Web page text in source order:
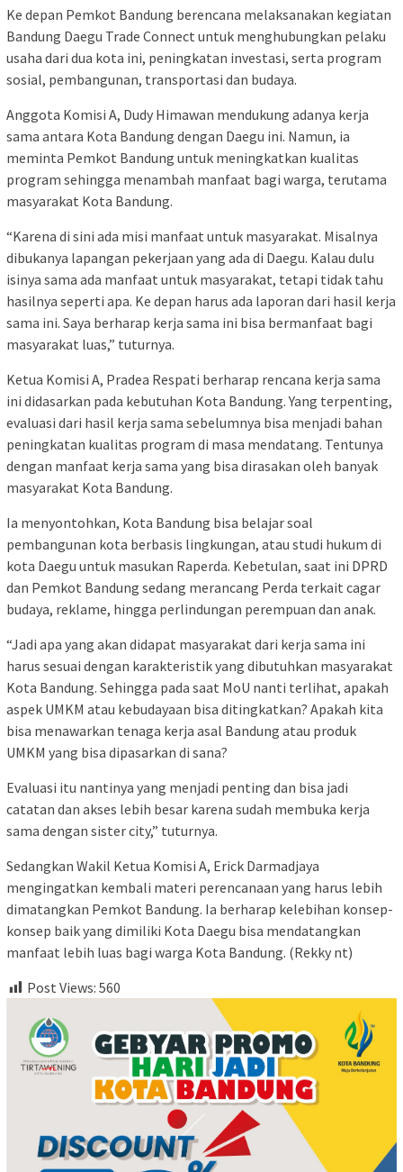
Ke depan Pemkot Bandung berencana melaksanakan kegiatan
Bandung Daegu Trade Connect untuk menghubungkan pelaku
usaha dari dua kota ini, peningkatan investasi, serta program
sosial, pembangunan, transportasi dan budaya.
Anggota Komisi A, Dudy Himawan mendukung adanya kerja
sama antara Kota Bandung dengan Daegu ini. Namun, ia
meminta Pemkot Bandung untuk meningkatkan kualitas
program sehingga menambah manfaat bagi warga, terutama
masyarakat Kota Bandung.
“Karena di sini ada misi manfaat untuk masyarakat. Misalnya
dibukanya lapangan pekerjaan yang ada di Daegu. Kalau dulu
isinya sama ada manfaat untuk masyarakat, tetapi tidak tahu
hasilnya seperti apa. Ke depan harus ada laporan dari hasil kerja
sama ini. Saya berharap kerja sama ini bisa bermanfaat bagi
masyarakat luas,” tuturnya.
Ketua Komisi A, Pradea Respati berharap rencana kerja sama
ini didasarkan pada kebutuhan Kota Bandung. Yang terpenting,
evaluasi dari hasil kerja sama sebelumnya bisa menjadi bahan
peningkatan kualitas program di masa mendatang. Tentunya
dengan manfaat kerja sama yang bisa dirasakan oleh banyak
masyarakat Kota Bandung.
Ia menyontohkan, Kota Bandung bisa belajar soal
pembangunan kota berbasis lingkungan, atau studi hukum di
kota Daegu untuk masukan Raperda. Kebetulan, saat ini DPRD
dan Pemkot Bandung sedang merancang Perda terkait cagar
budaya, reklame, hingga perlindungan perempuan dan anak.
“Jadi apa yang akan didapat masyarakat dari kerja sama ini
harus sesuai dengan karakteristik yang dibutuhkan masyarakat
Kota Bandung. Sehingga pada saat MoU nanti terlihat, apakah
aspek UMKM atau kebudayaan bisa ditingkatkan? Apakah kita
bisa menawarkan tenaga kerja asal Bandung atau produk
UMKM yang bisa dipasarkan di sana?
Evaluasi itu nantinya yang menjadi penting dan bisa jadi
catatan dan akses lebih besar karena sudah membuka kerja
sama dengan sister city,” tuturnya.
Sedangkan Wakil Ketua Komisi A, Erick Darmadjaya
mengingatkan kembali materi perencanaan yang harus lebih
dimatangkan Pemkot Bandung. Ia berharap kelebihan konsep-
konsep baik yang dimiliki Kota Daegu bisa mendatangkan
manfaat lebih luas bagi warga Kota Bandung. (Rekky nt)
Post Views: 560